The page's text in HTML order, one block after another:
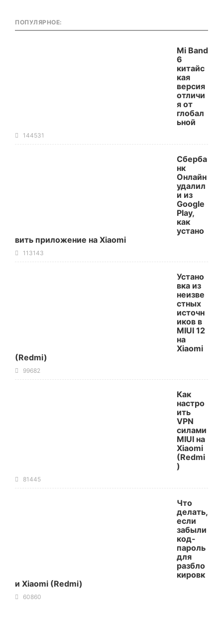
ПОПУЛЯРНОЕ:
Mi Band
6
китайс
кая
версия
отличи
я от
глобал
ьной
144531
Сберба
нк
Онлайн
удалил
и из
Google
Play,
как
устано
вить приложение на Xiaomi
113143
Устано
вка из
неизве
стных
источн
иков в
MIUI 12
на
Xiaomi
(Redmi)
99682
Как
настро
ить
VPN
силами
MIUI на
Xiaomi
(Redmi
)
81445
Что
делать,
если
забыли
код-
пароль
для
разбло
кировк
и Xiaomi (Redmi)
60860